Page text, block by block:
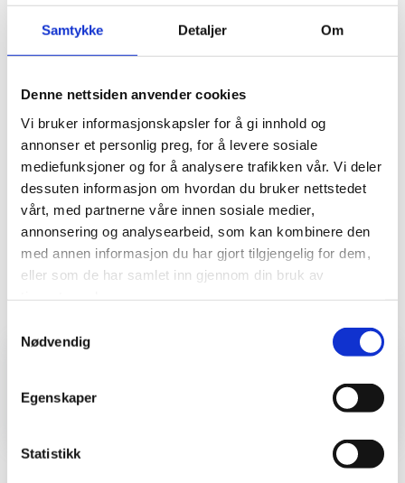
Samtykke Detaljer Om
Denne nettsiden anvender cookies
Vi bruker informasjonskapsler for å gi innhold og
annonser et personlig preg, for å levere sosiale
mediefunksjoner og for å analysere trafikken vår. Vi deler
dessuten informasjon om hvordan du bruker nettstedet
vårt, med partnerne våre innen sosiale medier,
annonsering og analysearbeid, som kan kombinere den
med annen informasjon du har gjort tilgjengelig for dem,
eller som de har samlet inn gjennom din bruk av
Nødvendig
Egenskaper
Statistikk
Fornavn eller etternavn på t-
skjorte eller singlet Art.nr 009
På lager
Kontakt oss om produktet